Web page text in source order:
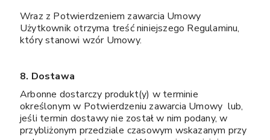
Wraz z Potwierdzeniem zawarcia Umowy
Użytkownik otrzyma treść niniejszego Regulaminu,
który stanowi wzór Umowy.
8. Dostawa
Arbonne dostarczy produkt(y) w terminie
określonym w Potwierdzeniu zawarcia Umowy lub,
jeśli termin dostawy nie został w nim podany, w
przybliżonym przedziale czasowym wskazanym przy